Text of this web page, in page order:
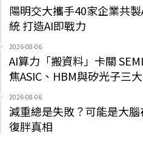
陽明交大攜手40家企業共
統 打造AI即戰力
2026-08-06
AI算力「搬資料」卡關
焦ASIC、HBM與矽光子三
2026-08-06
減重總是失敗？可能是大
復胖真相